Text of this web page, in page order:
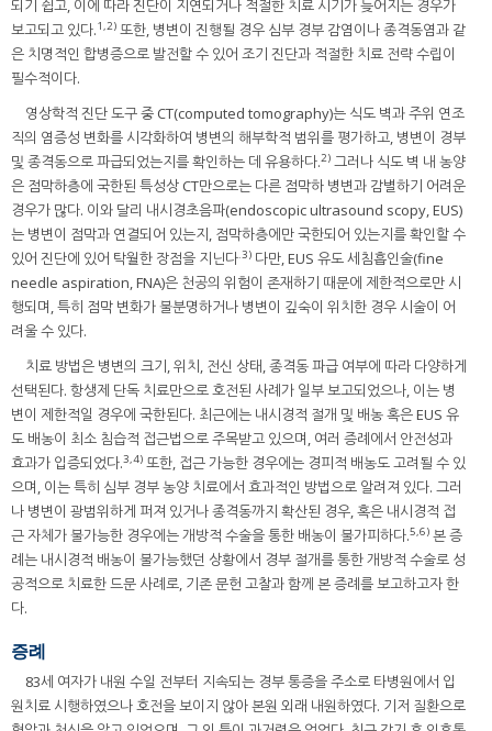
되기 쉽고, 이에 따라 진단이 지연되거나 적절한 치료 시기가 늦어지는 경우가
보고되고 있다.1,2) 또한, 병변이 진행될 경우 심부 경부 감염이나 종격동염과 같
은 치명적인 합병증으로 발전할 수 있어 조기 진단과 적절한 치료 전략 수립이
필수적이다.
영상학적 진단 도구 중 CT(computed tomography)는 식도 벽과 주위 연조
직의 염증성 변화를 시각화하여 병변의 해부학적 범위를 평가하고, 병변이 경부
및 종격동으로 파급되었는지를 확인하는 데 유용하다.2) 그러나 식도 벽 내 농양
은 점막하층에 국한된 특성상 CT만으로는 다른 점막하 병변과 감별하기 어려운
경우가 많다. 이와 달리 내시경초음파(endoscopic ultrasound scopy, EUS)
는 병변이 점막과 연결되어 있는지, 점막하층에만 국한되어 있는지를 확인할 수
있어 진단에 있어 탁월한 장점을 지닌다.3) 다만, EUS 유도 세침흡인술(fine
needle aspiration, FNA)은 천공의 위험이 존재하기 때문에 제한적으로만 시
행되며, 특히 점막 변화가 불분명하거나 병변이 깊숙이 위치한 경우 시술이 어
려울 수 있다.
치료 방법은 병변의 크기, 위치, 전신 상태, 종격동 파급 여부에 따라 다양하게
선택된다. 항생제 단독 치료만으로 호전된 사례가 일부 보고되었으나, 이는 병
변이 제한적일 경우에 국한된다. 최근에는 내시경적 절개 및 배농 혹은 EUS 유
도 배농이 최소 침습적 접근법으로 주목받고 있으며, 여러 증례에서 안전성과
효과가 입증되었다.3,4) 또한, 접근 가능한 경우에는 경피적 배농도 고려될 수 있
으며, 이는 특히 심부 경부 농양 치료에서 효과적인 방법으로 알려져 있다. 그러
나 병변이 광범위하게 퍼져 있거나 종격동까지 확산된 경우, 혹은 내시경적 접
근 자체가 불가능한 경우에는 개방적 수술을 통한 배농이 불가피하다.5,6) 본 증
례는 내시경적 배농이 불가능했던 상황에서 경부 절개를 통한 개방적 수술로 성
공적으로 치료한 드문 사례로, 기존 문헌 고찰과 함께 본 증례를 보고하고자 한
다.
증례
83세 여자가 내원 수일 전부터 지속되는 경부 통증을 주소로 타병원에서 입
원치료 시행하였으나 호전을 보이지 않아 본원 외래 내원하였다. 기저 질환으로